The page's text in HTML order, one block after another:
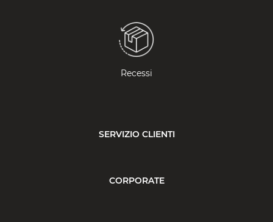
Recessi
SERVIZIO CLIENTI
CORPORATE